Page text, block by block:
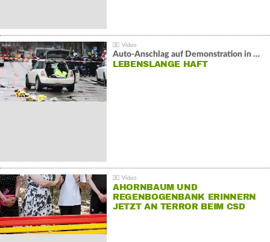
Auto-Anschlag auf Demonstration in München:
LEBENSLANGE HAFT
AHORNBAUM UND
REGENBOGENBANK ERINNERN
JETZT AN TERROR BEIM CSD